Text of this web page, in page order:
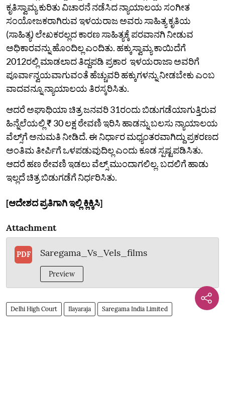
ಕೃತಿಸ್ವಾಮ್ಯ ಕುರಿತು ವಿಚಾರನೆ ನಡೆಸಿದ ನ್ಯಾಯಾಲಯ ಸಂಗೀತ
ಸಂಯೋಜಕರಾಗಿರುವ ಇಳಯರಾಜ ಅವರು ಸಾಹಿತ್ಯ ಕೃತಿಯ
(ಸಾಹಿತ್ಯ) ಲೇಖಕರಲ್ಲದ ಕಾರಣ ಸಾಹಿತ್ಯಕ್ಕೆ ಪರವಾನಗಿ ನೀಡುವ
ಅಧಿಕಾರವನ್ನು ಹೊಂದಿಲ್ಲ ಎಂದಿತು. ಹಕ್ಕುಸ್ವಾಮ್ಯ ಕಾಯಿದೆಗೆ
2012ರಲ್ಲಿ ಮಾಡಲಾದ ತಿದ್ದಪಡಿ ಪ್ರಕಾರ ಇಳಯರಾಜಾ ಅವರಿಗೆ
ಪೂರ್ವಾನ್ವಯವಾಗುವಂತೆ ಹೆಚ್ಚುವರಿ ಹಕ್ಕುಗಳನ್ನು ನೀಡಬೇಕು ಎಂಬ
ವಾದವನ್ನೂ ನ್ಯಾಯಾಲಯ ತಿರಸ್ಕರಿಸಿತು.
ಆದರೆ ಅಘಾಥಿಯಾ ಚಿತ್ರ ಜನವರಿ 31ರಂದು ಬಿಡುಗಡೆಯಾಗುತ್ತಿರುವ
ಹಿನ್ನೆಲೆಯಲ್ಲಿ ₹ 30 ಲಕ್ಷ ಠೇವಣಿ ಇರಿಸಿ ಹಾಡನ್ನು ಬಲಸು ನ್ಯಾಯಾಲಯ
ವೆಲ್ಸ್‌ಗೆ ಅನುಮತಿ ನೀಡಿದೆ. ಈ ನಿರ್ಧಾರ ಮಧ್ಯಂತರವಾಗಿದ್ದು ಪ್ರಕರಣದ
ಅಂತಿಮ ತೀರ್ಪಿಗೆ ಒಳಪಡುವುದಿಲ್ಲ ಎಂದು ಕೂಡ ಸ್ಪಷ್ಟಪಡಿಸಿತು.
ಆದರೆ ಹಣ ಠೇವಣಿ ಇಡಲು ವೆಲ್ಸ್‌ ಮುಂದಾಗಲಿಲ್ಲ. ಬದಲಿಗೆ ಹಾಡು
ಇಲ್ಲದೆ ಚಿತ್ರ ಬಿಡುಗಡೆಗೆ ನಿರ್ಧರಿಸಿತು.
[ಆದೇಶದ ಪ್ರತಿಗಾಗಿ ಇಲ್ಲಿ ಕ್ಲಿಕ್ಕಿಸಿ]
Attachment
PDF Saregama_Vs_Vels_films
Preview
Delhi High Court Ilayaraja Saregama India Limited